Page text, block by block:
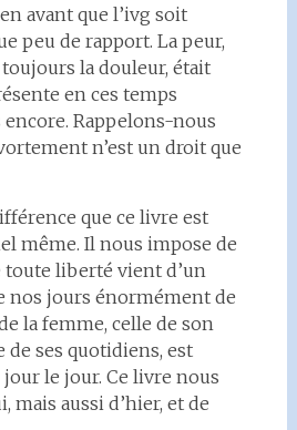
avant que l’ivg soit
peu de rapport. La peur,
la douleur, était
en ces temps
Rappelons-nous
n’est un droit que
que ce livre est
même. Il nous impose de
toute liberté vient d’un
nos jours énormément de
la femme, celle de son
de ses quotidiens, est
le jour. Ce livre nous
mais aussi d’hier, et de